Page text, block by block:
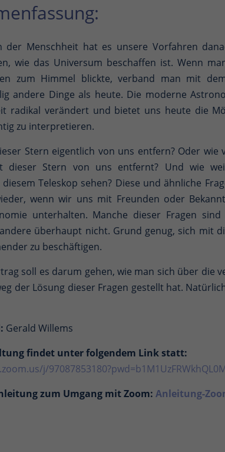
der Menschheit hat es unsere Vorfahren
wie das Universum beschaffen ist. Wenn
zum Himmel blickte, verband man mit
andere Dinge als heute. Die moderne
radikal verändert und bietet uns heute die
zu interpretieren.
Stern eigentlich von uns entfern? Oder wie
dieser Stern von uns entfernt? Und wie
Teleskop sehen? Diese und ähnliche
wenn wir uns mit Freunden oder
unterhalten. Manche dieser Fragen sind
überhaupt nicht. Grund genug, sich mit
zu beschäftigen.
soll es darum gehen, wie man sich über die
der Lösung dieser Fragen gestellt hat.
Gerald Willems
findet unter folgendem Link statt:
j/
zum Umgang mit Zoom: Anleitung-